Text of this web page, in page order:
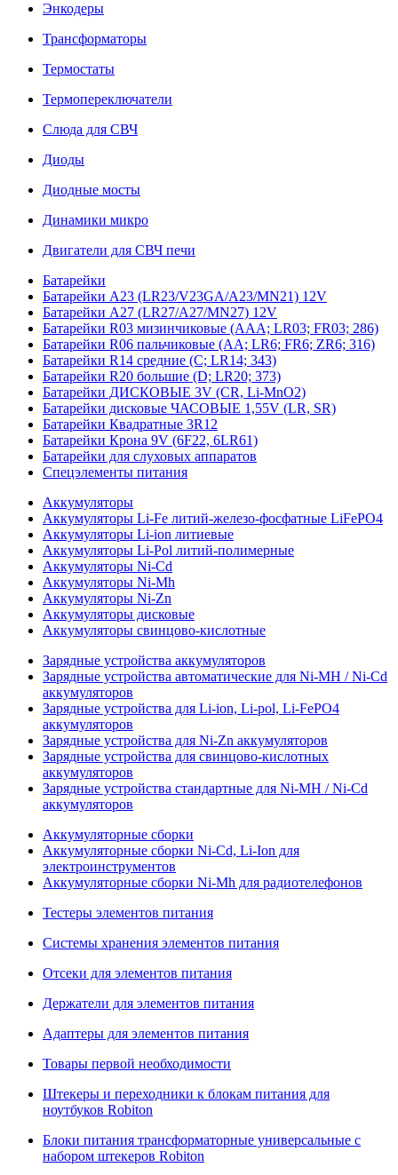
Энкодеры
Трансформаторы
Термостаты
Термопереключатели
Слюда для СВЧ
Диоды
Диодные мосты
Динамики микро
Двигатели для СВЧ печи
Батарейки
Батарейки A23 (LR23/V23GA/A23/MN21) 12V
Батарейки A27 (LR27/A27/MN27) 12V
Батарейки R03 мизинчиковые (AAA; LR03; FR03; 286)
Батарейки R06 пальчиковые (AA; LR6; FR6; ZR6; 316)
Батарейки R14 средние (C; LR14; 343)
Батарейки R20 большие (D; LR20; 373)
Батарейки ДИСКОВЫЕ 3V (CR, Li-MnO2)
Батарейки дисковые ЧАСОВЫЕ 1,55V (LR, SR)
Батарейки Квадратные 3R12
Батарейки Крона 9V (6F22, 6LR61)
Батарейки для слуховых аппаратов
Спецэлементы питания
Аккумуляторы
Аккумуляторы Li-Fe литий-железо-фосфатные LiFePO4
Аккумуляторы Li-ion литиевые
Аккумуляторы Li-Pol литий-полимерные
Аккумуляторы Ni-Cd
Аккумуляторы Ni-Mh
Аккумуляторы Ni-Zn
Аккумуляторы дисковые
Аккумуляторы свинцово-кислотные
Зарядные устройства аккумуляторов
Зарядные устройства автоматические для Ni-MH / Ni-Cd
аккумуляторов
Зарядные устройства для Li-ion, Li-pol, Li-FePO4
аккумуляторов
Зарядные устройства для Ni-Zn аккумуляторов
Зарядные устройства для свинцово-кислотных
аккумуляторов
Зарядные устройства стандартные для Ni-MH / Ni-Cd
аккумуляторов
Аккумуляторные сборки
Аккумуляторные сборки Ni-Cd, Li-Ion для
электроинструментов
Аккумуляторные сборки Ni-Mh для радиотелефонов
Тестеры элементов питания
Системы хранения элементов питания
Отсеки для элементов питания
Держатели для элементов питания
Адаптеры для элементов питания
Товары первой необходимости
Штекеры и переходники к блокам питания для
ноутбуков Robiton
Блоки питания трансформаторные универсальные с
набором штекеров Robiton